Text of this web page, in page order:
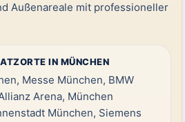
Außenareale mit professioneller
IN MÜNCHEN
Messe München, BMW
Arena, München
München, Siemens